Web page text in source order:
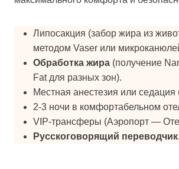
Липосакция (забор жира из
методом Vaser или
Обработка жира (получение
Fat для разных зон).
Местная анестезия или
2-3 ночи в комфортабельном
VIP-трансферы (Аэропорт —
Русскоговорящий переводчик.